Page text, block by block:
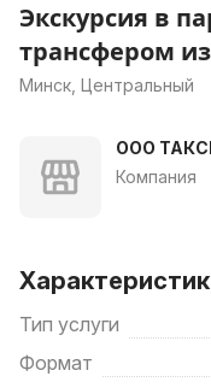
Экскурсия в
трансфером
Минск, Центральный
ООО
Компания
Тип услуги
Формат